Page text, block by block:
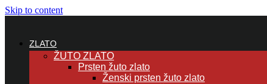
Skip to content
ZLATO
ŽUTO ZLATO
Prsten žuto zlato
Ženski prsten žuto zlato